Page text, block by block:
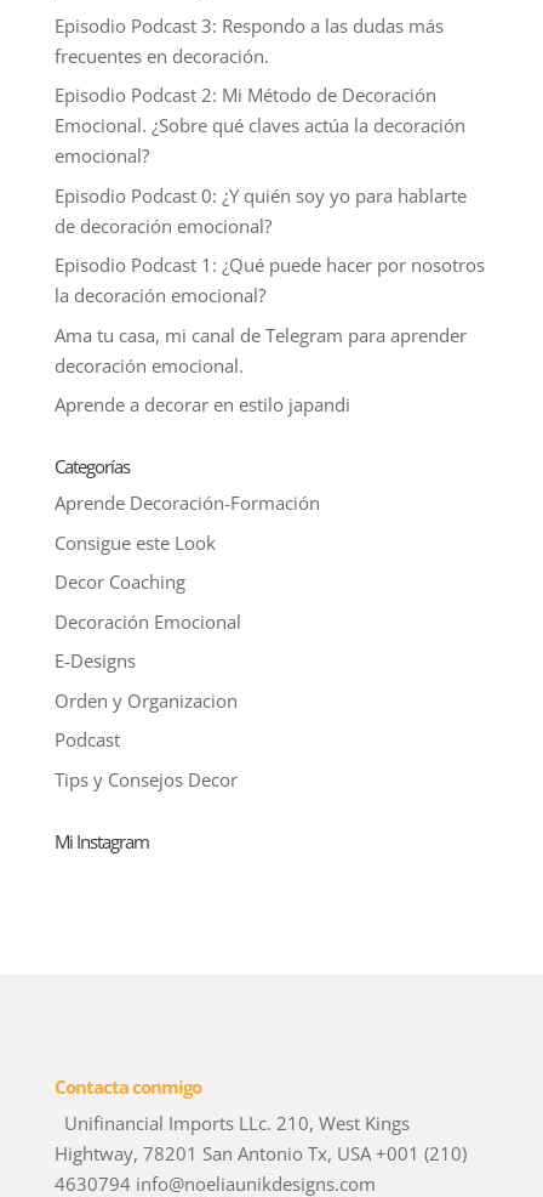
Episodio Podcast 3: Respondo a las dudas más
frecuentes en decoración.
Episodio Podcast 2: Mi Método de Decoración
Emocional. ¿Sobre qué claves actúa la decoración
emocional?
Episodio Podcast 0: ¿Y quién soy yo para hablarte
de decoración emocional?
Episodio Podcast 1: ¿Qué puede hacer por nosotros
la decoración emocional?
Ama tu casa, mi canal de Telegram para aprender
decoración emocional.
Aprende a decorar en estilo japandi
Categorías
Aprende Decoración-Formación
Consigue este Look
Decor Coaching
Decoración Emocional
E-Designs
Orden y Organizacion
Podcast
Tips y Consejos Decor
Mi Instagram
Contacta conmigo
Unifinancial Imports LLc. 210, West Kings
Hightway, 78201 San Antonio Tx, USA +001 (210)
4630794 info@noeliaunikdesigns.com